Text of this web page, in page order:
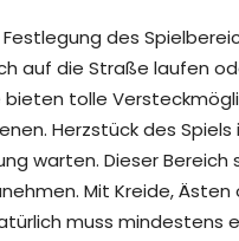
des
auf die Straße laufen
tolle
Herzstück des
warten. Dieser
Mit Kreide,
muss mindestens